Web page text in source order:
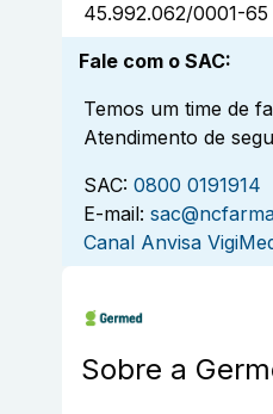
45.992.062/0001-65
Fale com o SAC:
Temos um time de
Atendimento de
SAC: 0800 0191914
E-mail:
Canal Anvisa
Sobre a